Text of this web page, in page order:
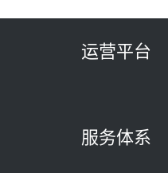
运营平台
服务体系